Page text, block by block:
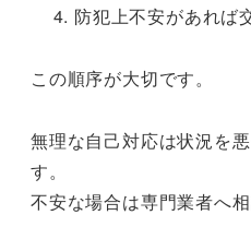
防犯上不安があれば
この順序が大切です。
無理な自己対応は状況を
す。
不安な場合は専門業者へ相